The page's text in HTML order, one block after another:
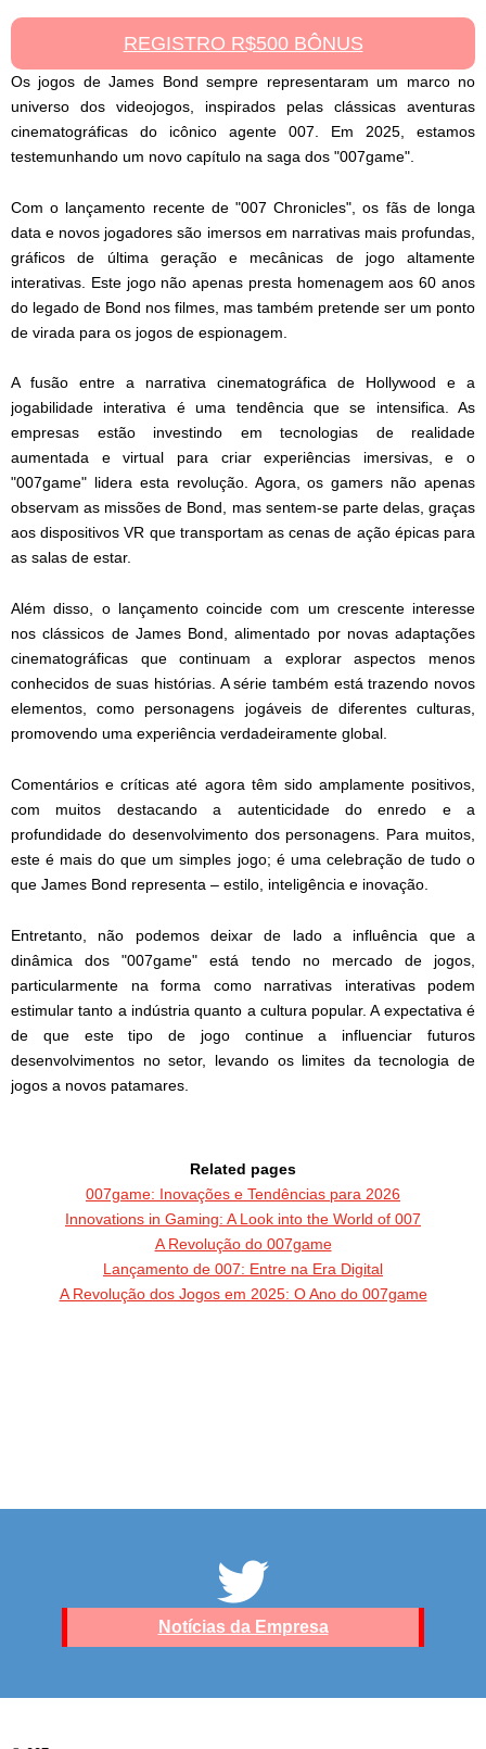
REGISTRO R$500 BÔNUS
Os jogos de James Bond sempre representaram um marco no
universo dos videojogos, inspirados pelas clássicas aventuras
cinematográficas do icônico agente 007. Em 2025, estamos
testemunhando um novo capítulo na saga dos "007game".
Com o lançamento recente de "007 Chronicles", os fãs de longa
data e novos jogadores são imersos em narrativas mais profundas,
gráficos de última geração e mecânicas de jogo altamente
interativas. Este jogo não apenas presta homenagem aos 60 anos
do legado de Bond nos filmes, mas também pretende ser um ponto
de virada para os jogos de espionagem.
A fusão entre a narrativa cinematográfica de Hollywood e a
jogabilidade interativa é uma tendência que se intensifica. As
empresas estão investindo em tecnologias de realidade
aumentada e virtual para criar experiências imersivas, e o
"007game" lidera esta revolução. Agora, os gamers não apenas
observam as missões de Bond, mas sentem-se parte delas, graças
aos dispositivos VR que transportam as cenas de ação épicas para
as salas de estar.
Além disso, o lançamento coincide com um crescente interesse
nos clássicos de James Bond, alimentado por novas adaptações
cinematográficas que continuam a explorar aspectos menos
conhecidos de suas histórias. A série também está trazendo novos
elementos, como personagens jogáveis de diferentes culturas,
promovendo uma experiência verdadeiramente global.
Comentários e críticas até agora têm sido amplamente positivos,
com muitos destacando a autenticidade do enredo e a
profundidade do desenvolvimento dos personagens. Para muitos,
este é mais do que um simples jogo; é uma celebração de tudo o
que James Bond representa – estilo, inteligência e inovação.
Entretanto, não podemos deixar de lado a influência que a
dinâmica dos "007game" está tendo no mercado de jogos,
particularmente na forma como narrativas interativas podem
estimular tanto a indústria quanto a cultura popular. A expectativa é
de que este tipo de jogo continue a influenciar futuros
desenvolvimentos no setor, levando os limites da tecnologia de
jogos a novos patamares.
Related pages
007game: Inovações e Tendências para 2026
Innovations in Gaming: A Look into the World of 007
A Revolução do 007game
Lançamento de 007: Entre na Era Digital
A Revolução dos Jogos em 2025: O Ano do 007game
Notícias da Empresa